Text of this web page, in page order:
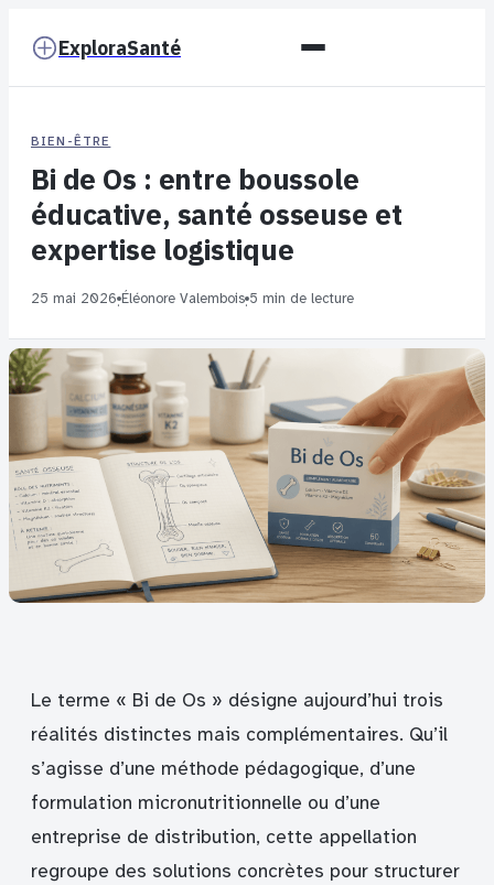
ExploraSanté
BIEN-ÊTRE
Bi de Os : entre boussole
éducative, santé osseuse et
expertise logistique
25 mai 2026·Éléonore Valembois·5 min de lecture
Le terme « Bi de Os » désigne aujourd’hui trois
réalités distinctes mais complémentaires. Qu’il
s’agisse d’une méthode pédagogique, d’une
formulation micronutritionnelle ou d’une
entreprise de distribution, cette appellation
regroupe des solutions concrètes pour structurer